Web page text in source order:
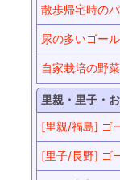
散歩帰宅時の
尿の多いゴー
自家栽培の野
里親・里子・
[里親/福島] ゴ
[里子/長野] ゴ